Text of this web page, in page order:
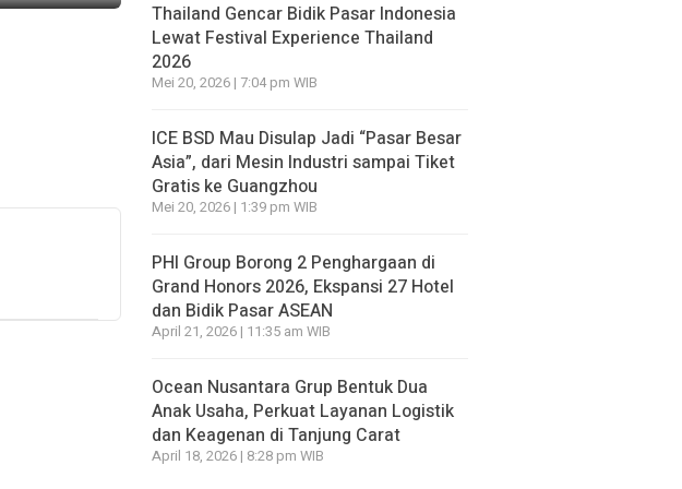
Thailand Gencar Bidik Pasar Indonesia
Lewat Festival Experience Thailand
2026
Mei 20, 2026 | 7:04 pm WIB
ICE BSD Mau Disulap Jadi “Pasar Besar
Asia”, dari Mesin Industri sampai Tiket
Gratis ke Guangzhou
Mei 20, 2026 | 1:39 pm WIB
PHI Group Borong 2 Penghargaan di
Grand Honors 2026, Ekspansi 27 Hotel
dan Bidik Pasar ASEAN
April 21, 2026 | 11:35 am WIB
Ocean Nusantara Grup Bentuk Dua
Anak Usaha, Perkuat Layanan Logistik
dan Keagenan di Tanjung Carat
April 18, 2026 | 8:28 pm WIB